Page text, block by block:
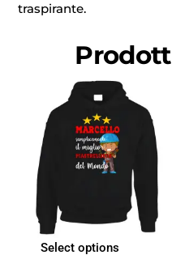
traspirante.
Select options